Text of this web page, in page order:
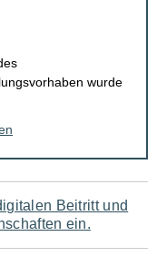
wurde
Beitritt und
ein.